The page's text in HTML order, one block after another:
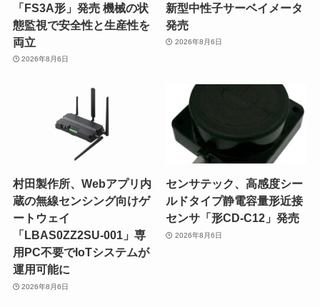
「FS3A形」発売 機械の状
態監視で安全性と生産性を
両立
2026年8月6日
新型中性子サーベイメータ
発売
2026年8月6日
村田製作所、Webアプリ内
蔵の無線センシング向けゲ
ートウェイ
「LBAS0ZZ2SU-001」専
用PC不要でIoTシステムが
運用可能に
2026年8月6日
センサテック、高感度シー
ルドタイプ静電容量形近接
センサ「形CD-C12」発売
2026年8月6日